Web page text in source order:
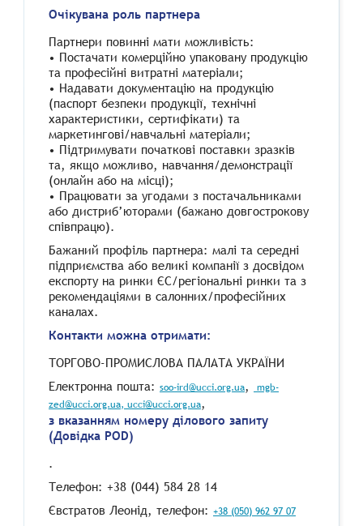
Очікувана роль партнера
Партнери повинні мати можливість:
• Постачати комерційно упаковану продукцію
та професійні витратні матеріали;
• Надавати документацію на продукцію
(паспорт безпеки продукції, технічні
характеристики, сертифікати) та
маркетингові/навчальні матеріали;
• Підтримувати початкові поставки зразків
та, якщо можливо, навчання/демонстрації
(онлайн або на місці);
• Працювати за угодами з постачальниками
або дистриб’юторами (бажано довгострокову
співпрацю).
Бажаний профіль партнера: малі та середні
підприємства або великі компанії з досвідом
експорту на ринки ЄС/регіональні ринки та з
рекомендаціями в салонних/професійних
каналах.
Контакти можна отримати:
ТОРГОВО-ПРОМИСЛОВА ПАЛАТА УКРАЇНИ
Електронна пошта: soo-ird@ucci.org.ua,
mgb-
zed@ucci.org.ua, ucci@ucci.org.ua,
з вказанням номеру ділового запиту
(Довідка POD)
.
Телефон: +38 (044) 584 28 14
Євстратов Леонід, телефон: +38 (050) 962 97 07